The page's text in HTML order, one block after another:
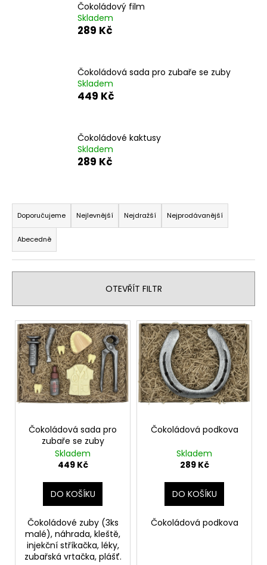
Čokoládový film
Skladem
289 Kč
Čokoládová sada pro zubaře se zuby
Skladem
449 Kč
Čokoládové kaktusy
Skladem
289 Kč
Ř
a
z
e
n
r
o
d
u
k
ů
Doporučujeme Nejlevnější Nejdražší Nejprodávanější
Abecedně
OTEVŘÍT FILTR
V
ý
p
s
p
Čokoládová sada pro
zubaře se zuby
Skladem
449 Kč
DO KOŠÍKU
Čokoládové zuby (3ks
malé), náhrada, kleště,
injekční stříkačka, léky,
zubařská vrtačka, plášť.
Čokoládová podkova
Skladem
289 Kč
DO KOŠÍKU
Čokoládová podkova